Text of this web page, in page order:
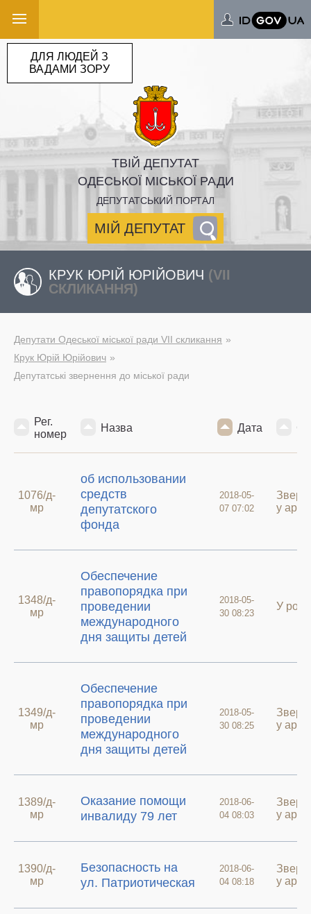
ТВІЙ ДЕПУТАТ
ОДЕСЬКОЇ МІСЬКОЇ РАДИ
ДЕПУТАТСЬКИЙ ПОРТАЛ
МІЙ ДЕПУТАТ
ДЛЯ ЛЮДЕЙ З
ВАДАМИ ЗОРУ
КРУК ЮРІЙ ЮРІЙОВИЧ (VII
СКЛИКАННЯ)
Депутати Одеської міської ради VII скликання
Крук Юрій Юрійович
Депутатські звернення до міської ради
Рег.
номер
Назва Дата
1076/д-
мр
об использовании
средств
депутатского
фонда
2018-05-
07 07:02
у
1348/д-
мр
Обеспечение
правопорядка при
проведении
международного
дня защиты детей
2018-05-
30 08:23
У
1349/д-
мр
Обеспечение
правопорядка при
проведении
международного
дня защиты детей
2018-05-
30 08:25
у
1389/д-
мр
Оказание помощи
инвалиду 79 лет
2018-06-
04 08:03
у
1390/д-
мр
Безопасность на
ул. Патриотическая
2018-06-
04 08:18
у